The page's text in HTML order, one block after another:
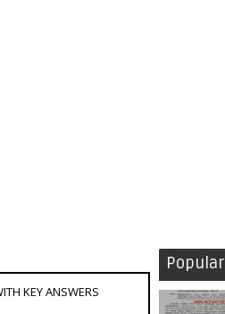
KEY ANSWERS
Popular